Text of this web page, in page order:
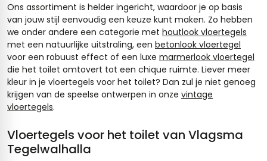
Ons assortiment is helder ingericht, waardoor je op basis
van jouw stijl eenvoudig een keuze kunt maken. Zo hebben
we onder andere een categorie met houtlook vloertegels
met een natuurlijke uitstraling, een betonlook vloertegel
voor een robuust effect of een luxe marmerlook vloertegel
die het toilet omtovert tot een chique ruimte. Liever meer
kleur in je vloertegels voor het toilet? Dan zul je niet genoeg
krijgen van de speelse ontwerpen in onze vintage
vloertegels.
Vloertegels voor het toilet van Vlagsma
Tegelwalhalla